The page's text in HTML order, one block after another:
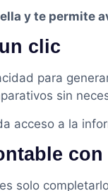
y te permite
clic
para
sin
acceso a la
solo